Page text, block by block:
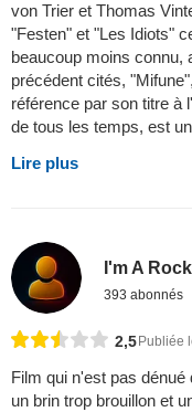
von Trier et Thomas
"Festen" et "Les Idiots"
beaucoup moins connu,
précédent cités,
référence par son titre à
de tous les temps, est
Lire plus
I'm A
393 abonnés
2,5Publiée
Film qui n'est pas
un brin trop brouillon et